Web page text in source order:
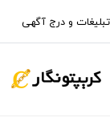
تبلیغات و درج آگهی